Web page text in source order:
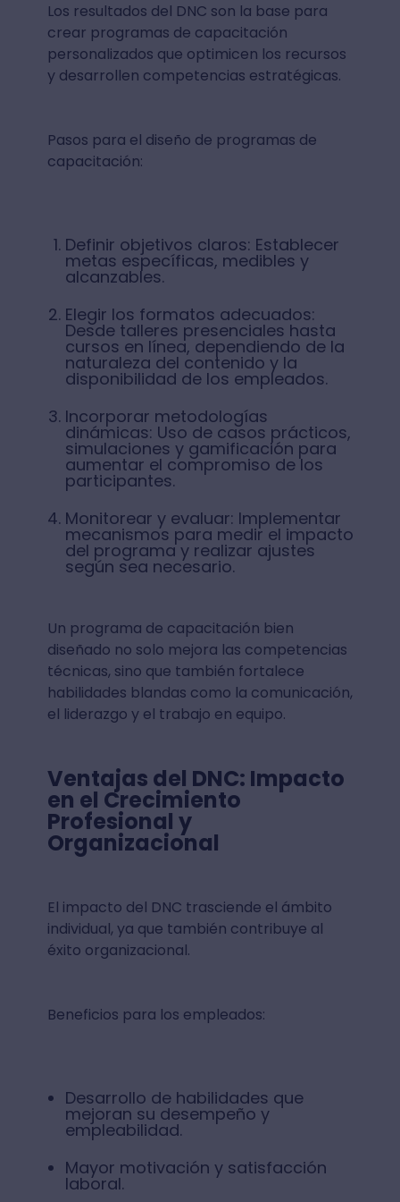
Los resultados del DNC son la base para
crear programas de capacitación
personalizados que optimicen los recursos
y desarrollen competencias estratégicas.
Pasos para el diseño de programas de
capacitación:
Definir objetivos claros: Establecer
metas específicas, medibles y
alcanzables.
Elegir los formatos adecuados:
Desde talleres presenciales hasta
cursos en línea, dependiendo de la
naturaleza del contenido y la
disponibilidad de los empleados.
Incorporar metodologías
dinámicas: Uso de casos prácticos,
simulaciones y gamificación para
aumentar el compromiso de los
participantes.
Monitorear y evaluar: Implementar
mecanismos para medir el impacto
del programa y realizar ajustes
según sea necesario.
Un programa de capacitación bien
diseñado no solo mejora las competencias
técnicas, sino que también fortalece
habilidades blandas como la comunicación,
el liderazgo y el trabajo en equipo.
Ventajas del DNC: Impacto
en el Crecimiento
Profesional y
Organizacional
El impacto del DNC trasciende el ámbito
individual, ya que también contribuye al
éxito organizacional.
Beneficios para los empleados:
Desarrollo de habilidades que
mejoran su desempeño y
empleabilidad.
Mayor motivación y satisfacción
laboral.